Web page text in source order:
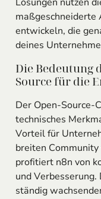
maßgeschneiderte
entwickeln, die
deines
Die Bedeutung
Source für die
Der Open-Source-
technisches
Vorteil für
breiten
profitiert n8n von
und
ständig